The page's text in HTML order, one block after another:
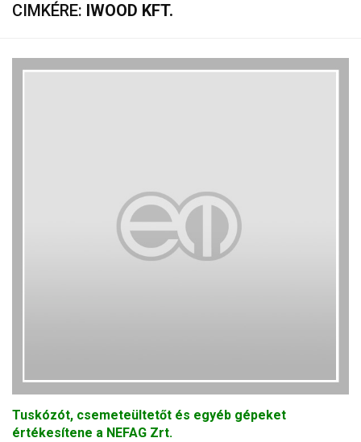
CIMKÉRE: IWOOD KFT.
Tuskózót, csemeteültetőt és egyéb gépeket
értékesítene a NEFAG Zrt.